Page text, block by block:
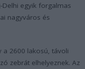
Delhi egyik forgalmas
nagyváros és
2600 lakosú, távoli
zebrát elhelyeznek. Az